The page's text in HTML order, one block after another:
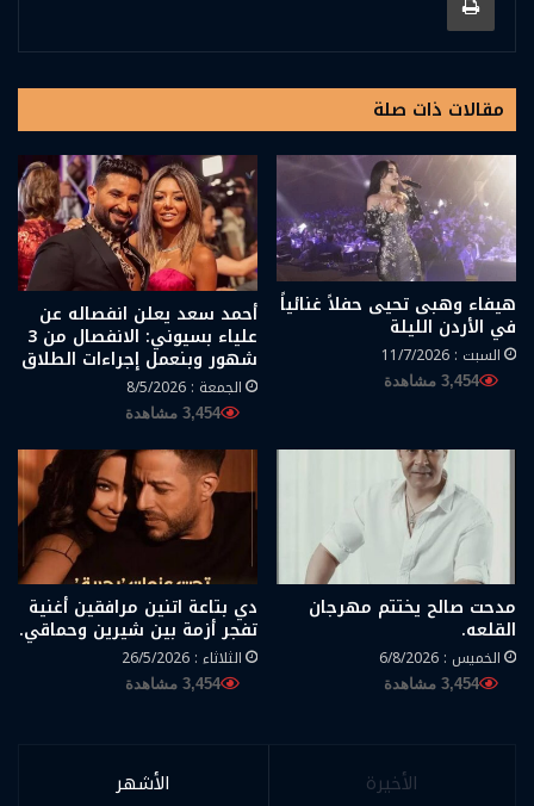
مقالات ذات صلة
هيفاء وهبى تحيى حفلاً غنائياً
في الأردن الليلة
السبت : 11/7/2026
3,454 مشاهدة
أحمد سعد يعلن انفصاله عن
علياء بسيوني: الانفصال من 3
شهور وبنعمل إجراءات الطلاق
الجمعة : 8/5/2026
3,454 مشاهدة
مدحت صالح يختتم مهرجان
القلعه.
الخميس : 6/8/2026
3,454 مشاهدة
دي بتاعة اتنين مرافقين أغنية
تفجر أزمة بين شيرين وحماقي.
الثلاثاء : 26/5/2026
3,454 مشاهدة
الأخيرة الأشهر